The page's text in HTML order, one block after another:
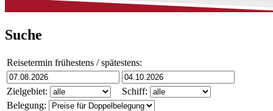
Suche
Reisetermin frühestens / spätestens:
Zielgebiet:
Schiff:
Belegung: